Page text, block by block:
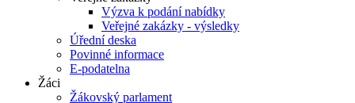
Výzva k podání nabídky
Veřejné zakázky - výsledky
Úřední deska
Povinné informace
E-podatelna
Žáci
Žákovský parlament